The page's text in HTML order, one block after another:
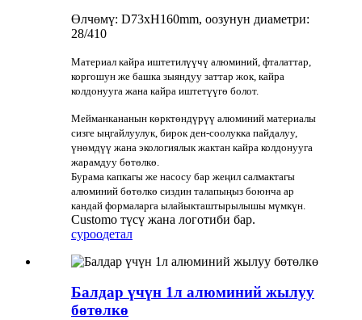
Өлчөмү: D73xH160mm, оозунун диаметри:
28/410
Материал кайра иштетилүүчү алюминий, фталаттар,
коргошун же башка зыяндуу заттар жок, кайра
колдонууга жана кайра иштетүүгө болот.
Мейманкананын көрктөндүрүү алюминий материалы
сизге ыңгайлуулук, бирок ден-соолукка пайдалуу,
үнөмдүү жана экологиялык жактан кайра колдонууга
жарамдуу бөтөлкө.
Бурама капкагы же насосу бар жеңил салмактагы
алюминий бөтөлкө сиздин талапыңыз боюнча ар
кандай формаларга ылайыкташтырылышы мүмкүн.
Customo түсү жана логотиби бар.
суроодетал
Балдар үчүн 1л алюминий жылуу
бөтөлкө